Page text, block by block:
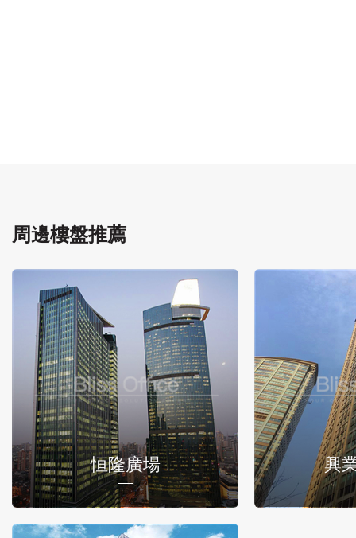
周邊樓盤推薦
恒隆廣場 興